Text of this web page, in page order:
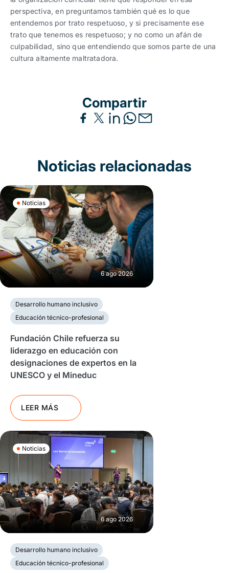
perspectiva, en preguntamos también qué es lo que
entendemos por trato respetuoso, y si precisamente ese
trato que tenemos es respetuoso; y no como un afán de
culpabilidad, sino que entendiendo que somos parte de una
cultura altamente maltratadora.
Compartir
Noticias relacionadas
Noticias
6 ago 2026
Desarrollo humano inclusivo
Educación técnico-profesional
Fundación Chile refuerza su
liderazgo en educación con
designaciones de expertos en la
UNESCO y el Mineduc
LEER MÁS
Noticias
6 ago 2026
Desarrollo humano inclusivo
Educación técnico-profesional